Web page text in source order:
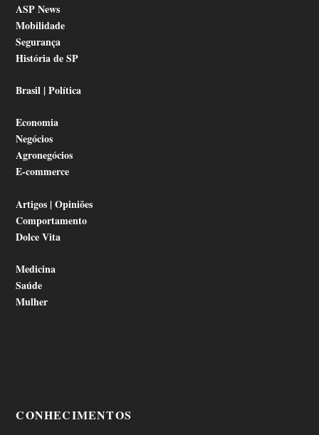
ASP News
Mobilidade
Segurança
História de SP
Brasil | Política
Economia
Negócios
Agronegócios
E-commerce
Artigos | Opiniões
Comportamento
Dolce Vita
Medicina
Saúde
Mulher
CONHECIMENTOS